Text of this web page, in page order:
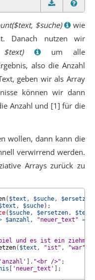
$suche)
wie
Danach nutzen wir
$text)
um alle
also die Anzahl
geben wir als Array
können wir dann
Anzahl und [1] für die
wollen, dann kann die
verwirrend werden.
Arrays zurück zu
( $text , $suche, $ersetzen
, $suche) ;
( $suche, $ersetzen, $text
$anzahl , "neuer_text" =>
und es ist ein
( $text , "ist" , "war"
'anzahl' . "<br />" ;
'neuer_text'
;